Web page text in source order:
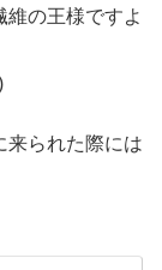
の王様ですよ
来られた際には